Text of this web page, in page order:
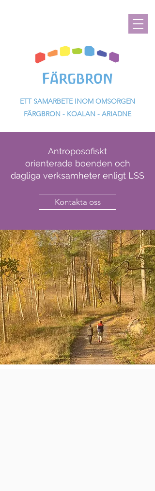
ETT SAMARBETE INOM OMSORGEN
FÄRGBRON - KOALAN - ARIADNE
Antroposofiskt
orienterade boenden och
dagliga verksamheter enligt LSS
Kontakta oss